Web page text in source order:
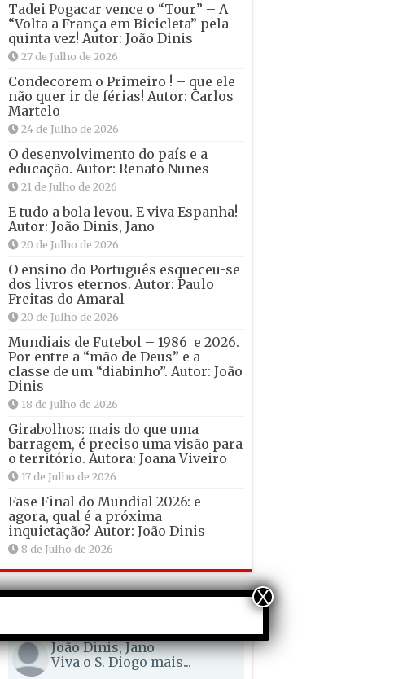
Tadei Pogacar vence o “Tour” – A
“Volta a França em Bicicleta” pela
quinta vez! Autor: João Dinis
27 de Julho de 2026
Condecorem o Primeiro ! – que ele
não quer ir de férias! Autor: Carlos
Martelo
24 de Julho de 2026
O desenvolvimento do país e a
educação. Autor: Renato Nunes
21 de Julho de 2026
E tudo a bola levou. E viva Espanha!
Autor: João Dinis, Jano
20 de Julho de 2026
O ensino do Português esqueceu-se
dos livros eternos. Autor: Paulo
Freitas do Amaral
20 de Julho de 2026
Mundiais de Futebol – 1986 e 2026.
Por entre a “mão de Deus” e a
classe de um “diabinho”. Autor: João
Dinis
18 de Julho de 2026
Girabolhos: mais do que uma
barragem, é preciso uma visão para
o território. Autora: Joana Viveiro
17 de Julho de 2026
Fase Final do Mundial 2026: e
agora, qual é a próxima
inquietação? Autor: João Dinis
8 de Julho de 2026
João Dinis, Jano
Viva o S. Diogo mais...
X